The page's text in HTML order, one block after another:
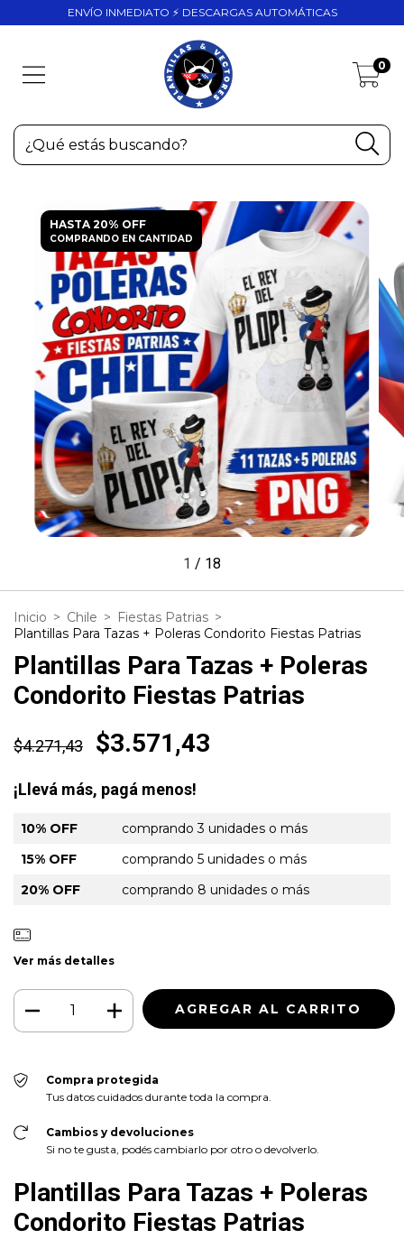
ENVÍO INMEDIATO ⚡ DESCARGAS AUTOMÁTICAS
0
HASTA 20% OFF
COMPRANDO EN CANTIDAD
1 / 18
Inicio > Chile > Fiestas Patrias >
Plantillas Para Tazas + Poleras Condorito Fiestas Patrias
Plantillas Para Tazas + Poleras
Condorito Fiestas Patrias
$4.271,43 $3.571,43
¡Llevá más, pagá menos!
10% OFF
comprando 3 unidades o más
15% OFF
comprando 5 unidades o más
20% OFF
comprando 8 unidades o más
Ver más detalles
Compra protegida
Tus datos cuidados durante toda la compra.
Cambios y devoluciones
Si no te gusta, podés cambiarlo por otro o devolverlo.
Plantillas Para Tazas + Poleras
Condorito Fiestas Patrias